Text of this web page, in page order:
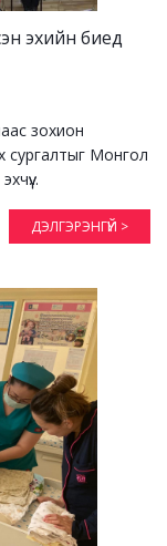
эхийн биед
зохион
сургалтыг Монгол
ДЭЛГЭРЭНГҮЙ >